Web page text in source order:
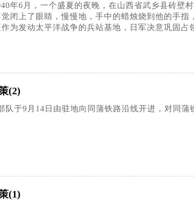
年6月，一个盛夏的夜晚，在山西省武乡县砖
闭上了眼睛，慢慢地，手中的蜡烛烧到他的手
为发动太平洋战争的兵站基地，日军决意巩固
(2)
队于9月14日由驻地向同蒲铁路沿线开进，对同
(1)